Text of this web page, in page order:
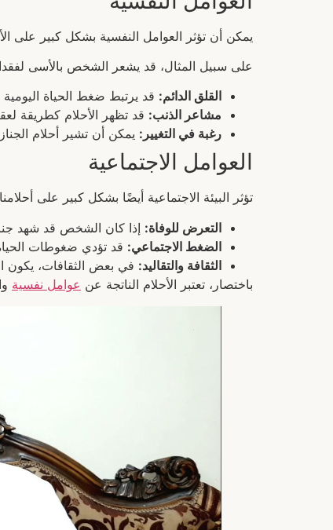
يمكن أن تؤثر العوامل النفسية بشكل كبير على
على سبيل المثال، قد يشعر الشخص بالأسى
القلق الدائم: قد يرتبط ضغط الحياة
مشاعر الذنب: قد تظهر الأحلام كطريقة
رغبة في التغيير: يمكن أن تشير أحلام
العوامل الاجتماعية
تؤثر البيئة الاجتماعية أيضًا بشكل كبير على
التعرض للوفاة: إذا كان الشخص قد شهد
الضغط الاجتماعي: قد تؤدي ضغوطات
الثقافة والتقاليد: في بعض الثقافات، يكون
باختصار، تعتبر الأحلام الناتجة عن عوامل نفسية